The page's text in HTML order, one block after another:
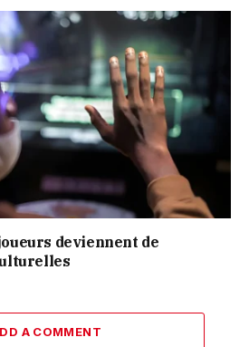
deviennent de
A COMMENT